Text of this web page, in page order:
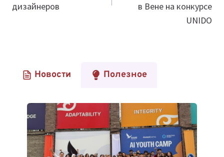
дизайнеров
в Вене на конкурсе
UNIDO
Новости Полезное